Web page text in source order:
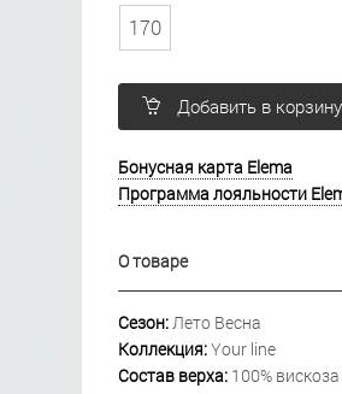
170
Добавить в корзину
Бонусная карта Elema
Программа лояльности
О товаре
Сезон:Лето Весна
Коллекция:Your line
Состав верха:100% вискоза